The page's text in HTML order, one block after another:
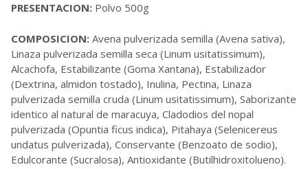
PRESENTACION: Polvo 500g
COMPOSICION: Avena pulverizada semilla (Avena sativa),
Linaza pulverizada semilla seca (Linum usitatissimum),
Alcachofa, Estabilizante (Goma Xantana), Estabilizador
(Dextrina, almidon tostado), Inulina, Pectina, Linaza
pulverizada semilla cruda (Linum usitatissimum), Saborizante
identico al natural de maracuya, Cladodios del nopal
pulverizada (Opuntia ficus indica), Pitahaya (Selenicereus
undatus pulverizada), Conservante (Benzoato de sodio),
Edulcorante (Sucralosa), Antioxidante (Butilhidroxitolueno).